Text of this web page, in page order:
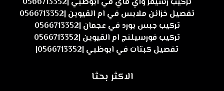
تفصيل خزائن ملابس في ام القيوين |0566713352
تركيب جبس بورد في عجمان |0566713352
تركيب فورسيلنج ام القيوين |0566713352
تفصيل كبتات في ابوظبي |0566713352|
الاكثر بحثا